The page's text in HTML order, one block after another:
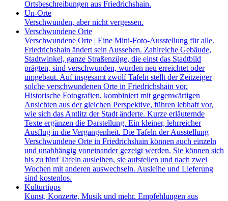
Ortsbeschreibungen aus Friedrichshain.
Un-Orte
Verschwunden, aber nicht vergessen.
Verschwundene Orte
Verschwundene Orte | Eine Mini-Foto-Ausstellung für alle.
Friedrichshain ändert sein Aussehen. Zahlreiche Gebäude,
Stadtwinkel, ganze Straßenzüge, die einst das Stadtbild
prägten, sind verschwunden, wurden neu erreichtet oder
umgebaut. Auf insgesamt zwölf Tafeln stellt der Zeitzeiger
solche verschwundenen Orte in Friedrichshain vor.
Historische Fotografien, kombiniert mit gegenwärtigen
Ansichten aus der gleichen Perspektive, führen lebhaft vor,
wie sich das Antlitz der Stadt änderte. Kurze erläuternde
Texte ergänzen die Darstellung. Ein kleiner, lehrreicher
Ausflug in die Vergangenheit. Die Tafeln der Ausstellung
Verschwundene Orte in Friedrichshain können auch einzeln
und unabhängig voneinander gezeigt werden. Sie können sich
bis zu fünf Tafeln ausleihen, sie aufstellen und nach zwei
Wochen mit anderen auswechseln. Ausleihe und Lieferung
sind kostenlos.
Kulturtipps
Kunst, Konzerte, Musik und mehr. Empfehlungen aus